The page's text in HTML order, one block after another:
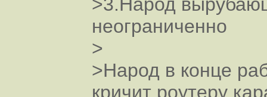
>3.Народ
неограниченно
>
>Народ в конце
кричит роутеру